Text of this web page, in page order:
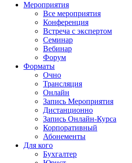
Мероприятия
Все мероприятия
Конференция
Встреча с экспертом
Семинар
Вебинар
Форум
Форматы
Очно
Трансляция
Онлайн
Запись Мероприятия
Дистанционно
Запись Онлайн-Курса
Корпоративный
Абонементы
Для кого
Бухгалтер